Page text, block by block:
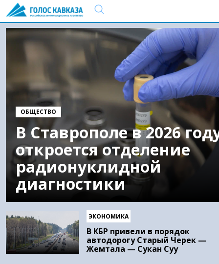
ОБЩЕСТВО
В Ставрополе в 2026
откроется отделение
радионуклидной
диагностики
ЭКОНОМИКА
В КБР привели в порядок
автодорогу Старый Черек —
Жемтала — Сукан Суу